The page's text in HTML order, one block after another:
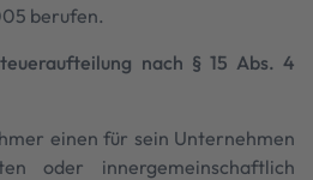
berufen.
nach § 15 Abs. 4
einen für sein Unternehmen
oder innergemeinschaftlich